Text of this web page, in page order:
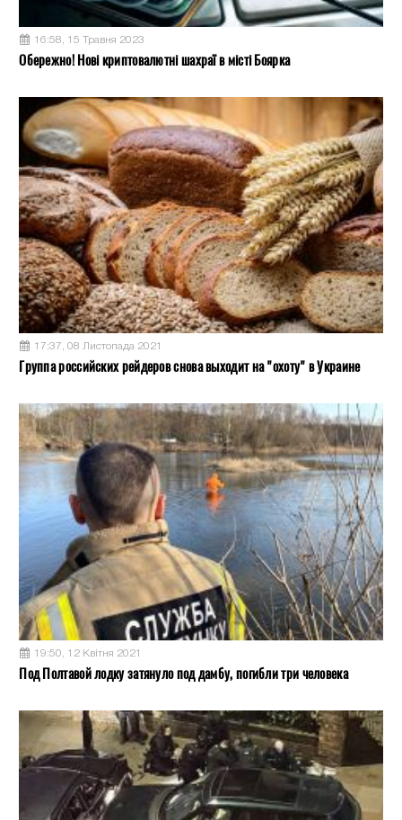
16:58, 15 Травня 2023
Обережно! Нові криптовалютні шахраї в місті Боярка
17:37, 08 Листопада 2021
Группа российских рейдеров снова выходит на "охоту" в Украине
19:50, 12 Квітня 2021
Под Полтавой лодку затянуло под дамбу, погибли три человека